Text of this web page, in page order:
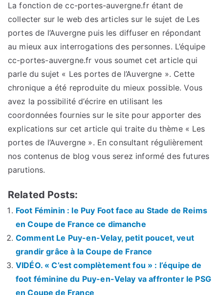
La fonction de cc-portes-auvergne.fr étant de
collecter sur le web des articles sur le sujet de Les
portes de l’Auvergne puis les diffuser en répondant
au mieux aux interrogations des personnes. L’équipe
cc-portes-auvergne.fr vous soumet cet article qui
parle du sujet « Les portes de l’Auvergne ». Cette
chronique a été reproduite du mieux possible. Vous
avez la possibilité d’écrire en utilisant les
coordonnées fournies sur le site pour apporter des
explications sur cet article qui traite du thème « Les
portes de l’Auvergne ». En consultant régulièrement
nos contenus de blog vous serez informé des futures
parutions.
Related Posts:
Foot Féminin : le Puy Foot face au Stade de Reims
en Coupe de France ce dimanche
Comment Le Puy-en-Velay, petit poucet, veut
grandir grâce à la Coupe de France
VIDÉO. « C’est complètement fou » : l’équipe de
foot féminine du Puy-en-Velay va affronter le PSG
en Coupe de France